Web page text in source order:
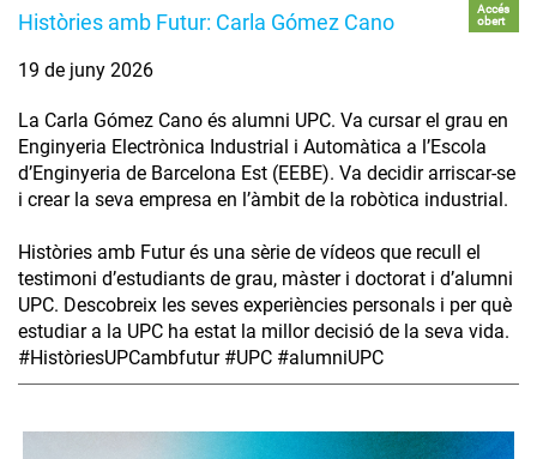
Històries amb Futur: Carla Gómez Cano
Accés
obert
19 de juny 2026
La Carla Gómez Cano és alumni UPC. Va cursar el grau en
Enginyeria Electrònica Industrial i Automàtica a l’Escola
d’Enginyeria de Barcelona Est (EEBE). Va decidir arriscar-se
i crear la seva empresa en l’àmbit de la robòtica industrial.
Històries amb Futur és una sèrie de vídeos que recull el
testimoni d’estudiants de grau, màster i doctorat i d’alumni
UPC. Descobreix les seves experiències personals i per què
estudiar a la UPC ha estat la millor decisió de la seva vida.
#HistòriesUPCambfutur #UPC #alumniUPC